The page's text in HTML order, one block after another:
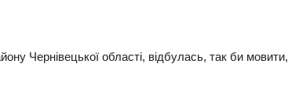
Чернівецької області, відбулась, так би мовити,